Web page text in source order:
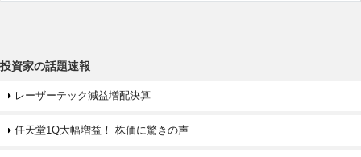
投資家の話題速報
レーザーテック減益増配決算
任天堂1Q大幅増益！ 株価に驚きの声